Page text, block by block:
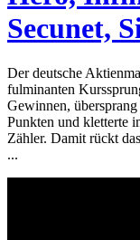
Secunet,
Der deutsche
fulminanten
Gewinnen,
Punkten und kletterte
Zähler. Damit rückt
...